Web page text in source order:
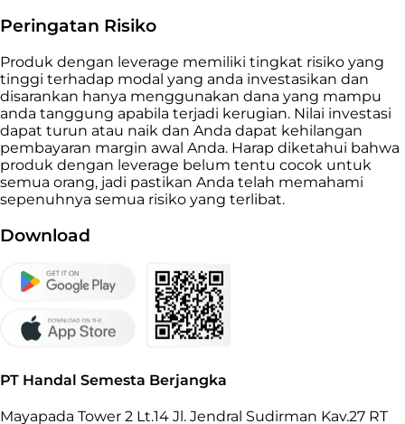
Peringatan Risiko
Produk dengan leverage memiliki tingkat risiko yang
tinggi terhadap modal yang anda investasikan dan
disarankan hanya menggunakan dana yang mampu
anda tanggung apabila terjadi kerugian. Nilai investasi
dapat turun atau naik dan Anda dapat kehilangan
pembayaran margin awal Anda. Harap diketahui bahwa
produk dengan leverage belum tentu cocok untuk
semua orang, jadi pastikan Anda telah memahami
sepenuhnya semua risiko yang terlibat.
Download
PT Handal Semesta Berjangka
Mayapada Tower 2 Lt.14 Jl. Jendral Sudirman Kav.27 RT